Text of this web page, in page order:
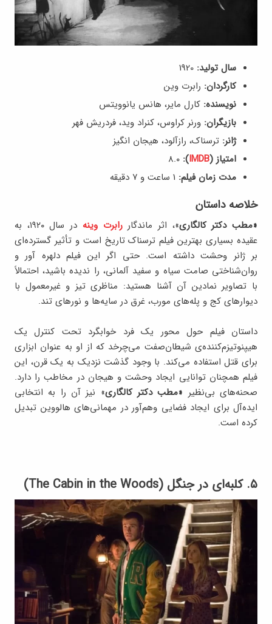
سال تولید:
کارگردان: رابرت وین
نویسنده: کارل مایر، هانس یانوویتس
بازیگران: ورنر کراوس، کنراد وید، فردریش فهر
ژانر: ترسناک، رازآلود، هیجان انگیز
امتیاز (IMDB
):
مدت زمان فیلم:
خلاصه داستان
«مطب دکتر کالگاری»، اثر ماندگار رابرت وینه
در سال ۱۹۲۰، به
عقیده بسیاری بهترین فیلم ترسناک تاریخ است و تأثیر گسترده‌ای
بر ژانر وحشت داشته است. حتی اگر این فیلم دلهره آور و
روان‌شناختی صامت سیاه و سفید آلمانی، را ندیده باشید، احتمالاً
با تصاویر نمادین آن آشنا هستید: مناظری تیز و غیرمعمول با
دیوارهای کج و پله‌های مورب، غرق در سایه‌ها و نورهای تند.
داستان فیلم حول محور یک فرد خوابگرد تحت کنترل یک
هیپنوتیزم‌کننده‌ی شیطان‌صفت می‌چرخد که از او به عنوان ابزاری
برای قتل استفاده می‌کند. با وجود گذشت نزدیک به یک قرن، این
فیلم همچنان توانایی ایجاد وحشت و هیجان در مخاطب را دارد.
صحنه‌های بی‌نظیر «مطب دکتر کالگاری» نیز آن را به انتخابی
ایده‌آل برای ایجاد فضایی وهم‌آور در مهمانی‌های هالووین تبدیل
کرده است.
۵. کلبه‌ای در جنگل (The Cabin in the Woods)